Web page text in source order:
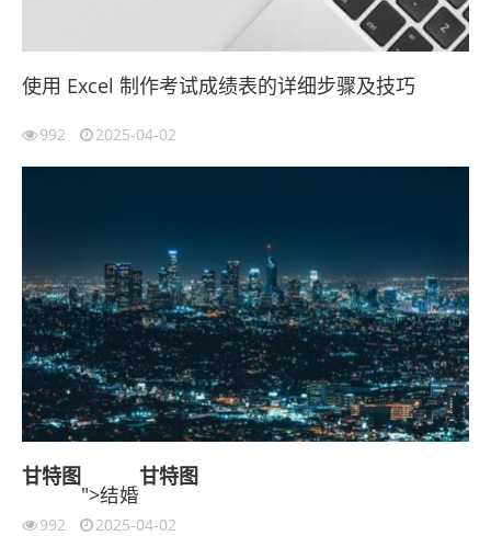
使用 Excel 制作考试成绩表的详细步骤及技巧
992 2025-04-02
甘特图
">结婚
甘特图
992 2025-04-02